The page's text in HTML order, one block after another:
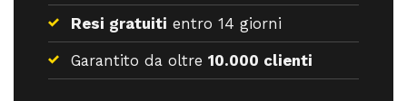
Resi gratuiti entro 14 giorni
Garantito da oltre 10.000 clienti